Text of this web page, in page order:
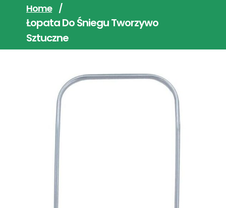
Home /
Łopata Do Śniegu Tworzywo
Sztuczne